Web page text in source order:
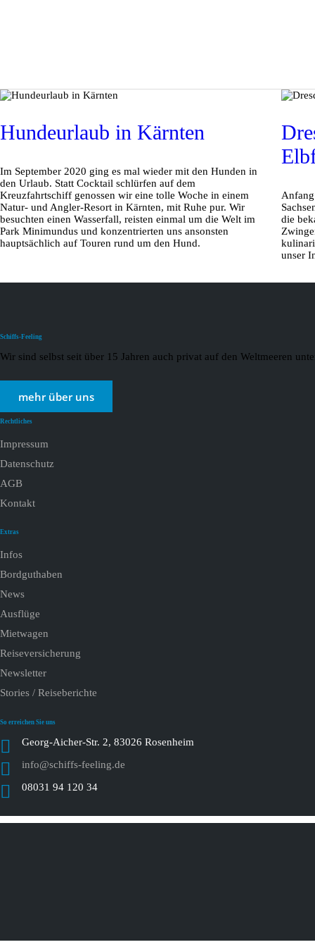
Hundeurlaub in Kärnten
Im September 2020 ging es mal wieder mit den Hunden in
den Urlaub. Statt Cocktail schlürfen auf dem
Kreuzfahrtschiff genossen wir eine tolle Woche in einem
Natur- und Angler-Resort in Kärnten, mit Ruhe pur. Wir
besuchten einen Wasserfall, reisten einmal um die Welt im
Park Minimundus und konzentrierten uns ansonsten
hauptsächlich auf Touren rund um den Hund.
die
unser
Schiffs-Feeling
Wir sind selbst seit über 15 Jahren auch privat auf den Weltmeeren
mehr über uns
Rechtliches
Impressum
Datenschutz
AGB
Kontakt
Extras
Infos
Bordguthaben
News
Ausflüge
Mietwagen
Reiseversicherung
Newsletter
Stories / Reiseberichte
So erreichen Sie uns
Georg-Aicher-Str. 2, 83026 Rosenheim
info@schiffs-feeling.de
08031 94 120 34